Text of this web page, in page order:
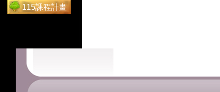
115課程計畫